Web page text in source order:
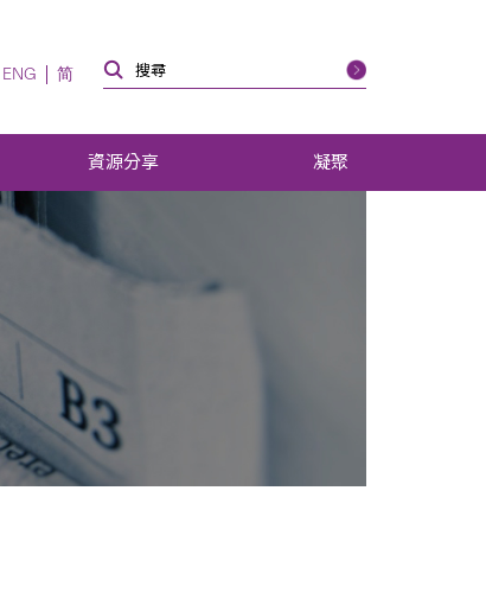
ENG 简
資源分享 凝聚